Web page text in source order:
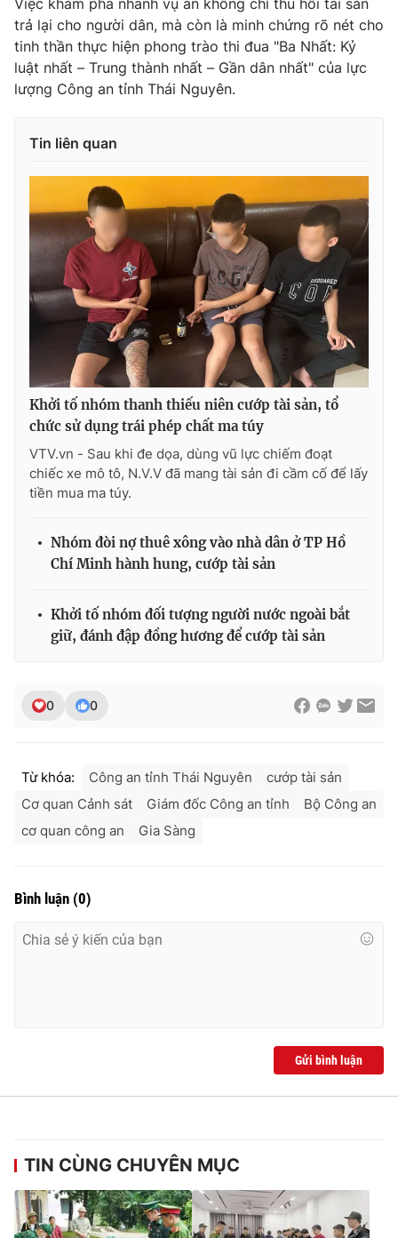
trả lại cho người dân, mà còn là minh chứng rõ nét cho
tinh thần thực hiện phong trào thi đua "Ba Nhất: Kỷ
luật nhất – Trung thành nhất – Gần dân nhất" của lực
lượng Công an tỉnh Thái Nguyên.
Tin liên quan
Khởi tố nhóm thanh thiếu niên cướp tài sản, tổ
chức sử dụng trái phép chất ma túy
VTV.vn - Sau khi đe dọa, dùng vũ lực chiếm đoạt
chiếc xe mô tô, N.V.V đã mang tài sản đi cầm cố để lấy
tiền mua ma túy.
Nhóm đòi nợ thuê xông vào nhà dân ở TP Hồ
Chí Minh hành hung, cướp tài sản
Khởi tố nhóm đối tượng người nước ngoài bắt
giữ, đánh đập đồng hương để cướp tài sản
0 0
Từ khóa: Công an tỉnh Thái Nguyên
cướp tài sản
Cơ quan Cảnh sát
Giám đốc Công an tỉnh
Bộ Công an
cơ quan công an
Gia Sàng
Bình luận (0)
Gửi bình luận
TIN CÙNG CHUYÊN MỤC